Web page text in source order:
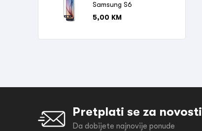
Samsung S6
5,00 KM
Pretplati se za novosti
Da dobijete najnovije ponude